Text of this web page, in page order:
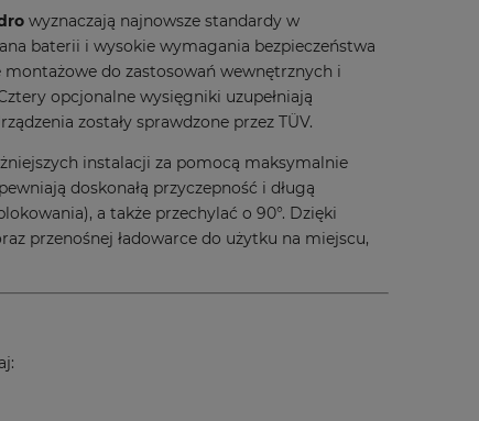
wyznaczają najnowsze standardy w
baterii i wysokie wymagania bezpieczeństwa
do zastosowań wewnętrznych i
opcjonalne wysięgniki uzupełniają
zostały sprawdzone przez TÜV.
instalacji za pomocą maksymalnie
doskonałą przyczepność i długą
a także przechylać o 90°. Dzięki
przenośnej ładowarce do użytku na miejscu,